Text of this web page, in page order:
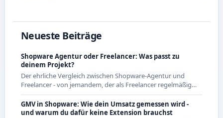
Neueste Beiträge
Shopware Agentur oder Freelancer: Was passt zu
deinem Projekt?
Der ehrliche Vergleich zwischen Shopware-Agentur und
Freelancer - von jemandem, der als Freelancer regelmäßig
mit Agenturen zusammenarbeitet und beide Seiten kennt.
GMV in Shopware: Wie dein Umsatz gemessen wird -
und warum du dafür keine Extension brauchst